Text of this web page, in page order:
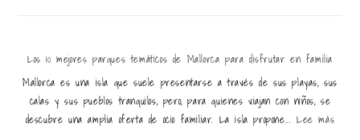
Los 10 mejores parques temáticos de Mallorca para disfrutar en familia
Mallorca es una isla que suele presentarse a través de sus playas, sus
calas y sus pueblos tranquilos, pero, para quienes viajan con niños, se
descubre una amplia oferta de ocio familiar. La isla propone...Lee más